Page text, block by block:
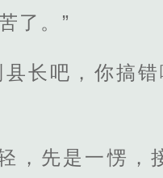
了。”
长吧，你搞
，先是一愣，